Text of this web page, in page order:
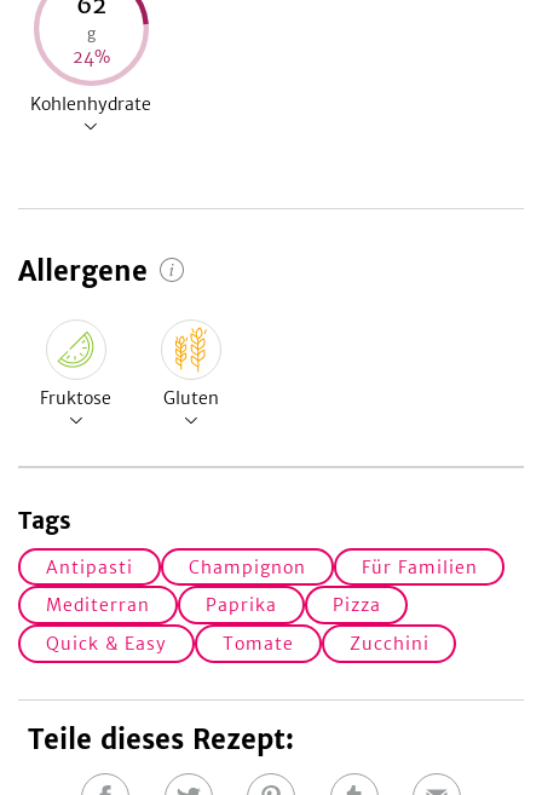
g
24%
Kohlenhydrate
Allergene
Fruktose Gluten
Tags
Antipasti Champignon
Für Familien
Mediterran
Paprika
Pizza
Quick & Easy
Tomate Zucchini
Teile dieses Rezept: